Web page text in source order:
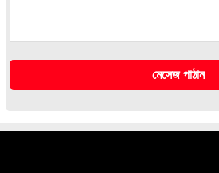
মেসেজ পাঠান